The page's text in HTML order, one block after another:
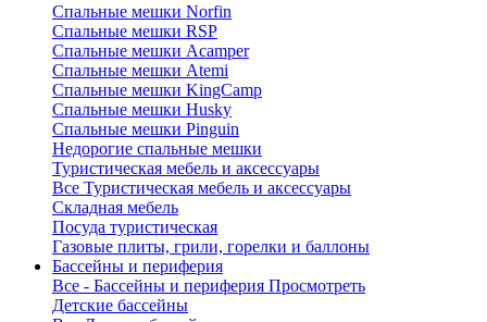
Спальные мешки Norfin
Спальные мешки RSP
Спальные мешки Acamper
Спальные мешки Atemi
Спальные мешки KingCamp
Спальные мешки Husky
Спальные мешки Pinguin
Недорогие спальные мешки
Туристическая мебель и аксессуары
Все Туристическая мебель и аксессуары
Складная мебель
Посуда туристическая
Газовые плиты, грили, горелки и баллоны
Бассейны и периферия
Все - Бассейны и периферия Просмотреть
Детские бассейны